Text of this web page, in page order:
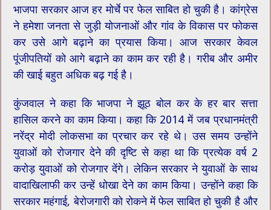
भाजपा सरकार आज हर मोर्चे पर फेल साबित हो चुकी है। कांग्रेस
ने हमेशा जनता से जुड़ी योजनाओं और गांव के विकास पर फोकस
कर उसे आगे बढ़ाने का प्रयास किया। आज सरकार केवल
पूंजीपतियों को आगे बढ़ाने का काम कर रही है। गरीब और अमीर
की खाई बहुत अधिक बढ़ गई है।
कुंजवाल ने कहा कि भाजपा ने झूठ बोल कर के हर बार सत्ता
हासिल करने का काम किया। कहा कि 2014 में जब प्रधानमंत्री
नरेंद्र मोदी लोकसभा का प्रचार कर रहे थे। उस समय उन्होंने
युवाओं को रोजगार देने की दृष्टि से कहा था कि प्रत्येक वर्ष 2
करोड़ युवाओं को रोजगार देंगे। लेकिन सरकार ने युवाओं के साथ
वादाखिलाफी कर उन्हें धोखा देने का काम किया। उन्होंने कहा कि
सरकार महंगाई, बेरोजगारी को रोकने में फेल साबित हो चुकी है और